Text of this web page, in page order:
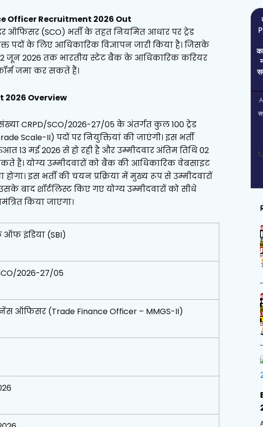
Officer Recruitment 2026 Out
(SCO) भर्ती के तहत नियमित आधार पर ट्रेड
के लिए आधिकारिक विज्ञापन जारी किया है। जिसके
जून 2026 तक भारतीय स्टेट बैंक के आधिकारिक करियर
जमा कर सकते हैं।
2026 Overview
संख्या CRPD/SCO/2026-27/05 के अंतर्गत कुल 100 ट्रेड
Scale-II) पदों पर नियुक्तियां की जाएंगी। इस भर्ती
मई 2026 से हो रही है और उम्मीदवार अंतिम तिथि 02
योग्य उम्मीदवारों को बैंक की आधिकारिक वेबसाइट
इस भर्ती की चयन प्रक्रिया में मुख्य रूप से उम्मीदवारों
बाद शॉर्टलिस्ट किए गए योग्य उम्मीदवारों को सीधे
किया जाएगा।
इंडिया (SBI)
2026-27/05
ऑफिसर (Trade Finance Officer – MMGS-II)